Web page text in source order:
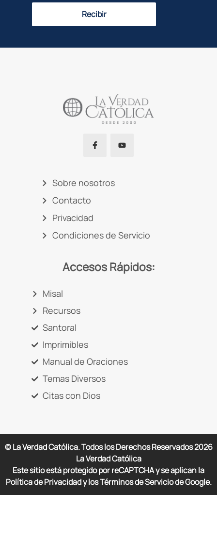
Recibir
Sobre nosotros
Contacto
Privacidad
Condiciones de Servicio
Accesos Rápidos:
Misal
Recursos
Santoral
Imprimibles
Manual de Oraciones
Temas Diversos
Citas con Dios
© La Verdad Católica. Todos los Derechos Reservados2026
La Verdad Católica
Este sitio está protegido por reCAPTCHA y se aplican la
Política de Privacidad y los Términos de Servicio de Google.